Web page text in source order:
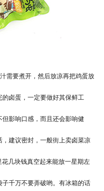
需要煮开，然后放凉再把鸡蛋放
卤蛋，一定要做好其保鲜工
影响口感，而且还会影响健
建议密封，一般街上卖卤菜凉
几块钱真空起来能放一星期左
千万不要弄破哟。有冰箱的话